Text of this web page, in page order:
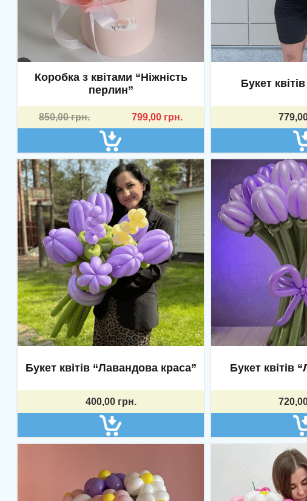
Коробка з квітами “Ніжність
перлин”
850,00грн.
Оригінальна
850,00 грн..
799,00 грн.
Поточна
799,00 грн..
Букет
Букет квітів “Лавандова краса”
400,00 грн.
Букет квітів